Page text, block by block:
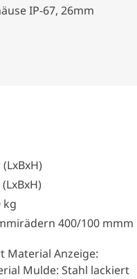
IP-67, 26mm
kg
400/100 mmm
Material Anzeige:
Mulde: Stahl lackiert